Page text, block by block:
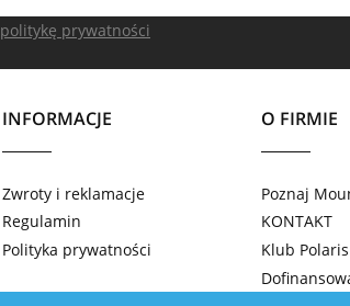
politykę prywatności
INFORMACJE
Zwroty i reklamacje
Regulamin
Polityka prywatności
O FIRMIE
Poznaj
KONTAKT
Klub Polaris